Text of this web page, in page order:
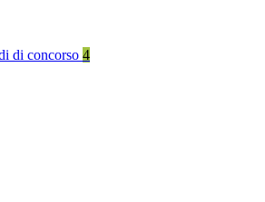
di concorso 4